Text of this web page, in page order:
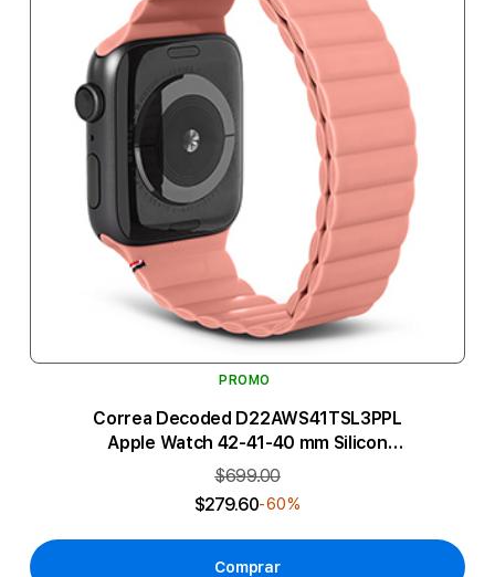
PROMO
Correa Decoded D22AWS41TSL3PPL
Apple Watch 42-41-40 mm Silicon
Perla
$699.00
$279.60-60%
Comprar